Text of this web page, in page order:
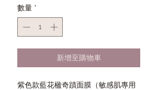
數量 *
新增至購物車
紫色款藍花楹奇蹟面膜（敏感肌專用